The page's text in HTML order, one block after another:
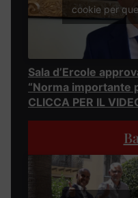
cookie per
Sala d’Ercole
“Norma importante
CLICCA PER IL